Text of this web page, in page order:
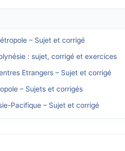
– Sujet et corrigé
: sujet, corrigé et exercices
Etrangers – Sujet et corrigé
– Sujets et corrigés
Pacifique – Sujet et corrigé